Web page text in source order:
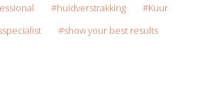
huidverstrakking
Kuur
show your best results